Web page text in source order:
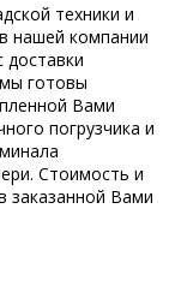
техники и
нашей компании
доставки
готовы
Вами
погрузчика и
Стоимость и
заказанной Вами